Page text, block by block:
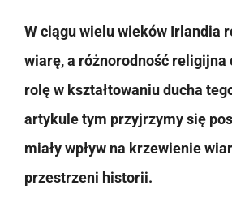
W ciągu wielu wieków Irlandia
wiarę, a różnorodność religijna
rolę w kształtowaniu ducha
artykule tym przyjrzymy się
miały wpływ na krzewienie
przestrzeni historii.